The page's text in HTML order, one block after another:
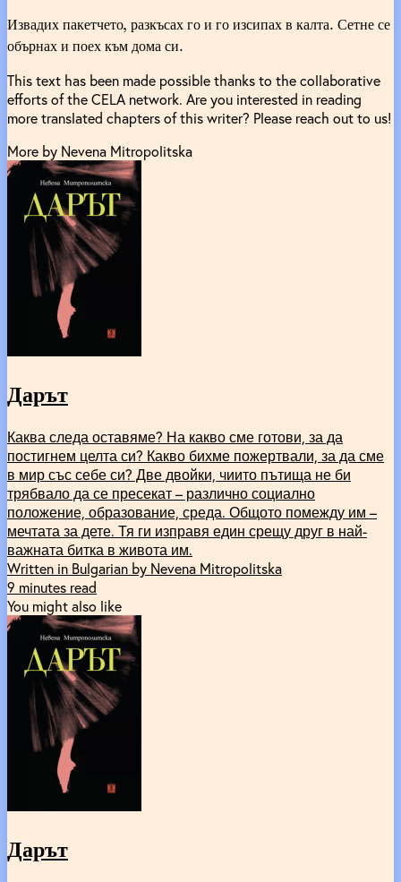
Извадих пакетчето, разкъсах го и го изсипах в калта. Сетне се
обърнах и поех към дома си.
This text has been made possible thanks to the collaborative
efforts of the CELA network. Are you interested in reading
more translated chapters of this writer? Please reach out to us!
More by Nevena Mitropolitska
Дарът
Каква следа оставяме? На какво сме готови, за да
постигнем целта си? Какво бихме пожертвали, за да сме
в мир със себе си? Две двойки, чиито пътища не би
трябвало да се пресекат – различно социално
положение, образование, среда. Общото помежду им –
мечтата за дете. Тя ги изправя един срещу друг в най-
важната битка в живота им.
Written in Bulgarian by Nevena Mitropolitska
9 minutes read
You might also like
Дарът